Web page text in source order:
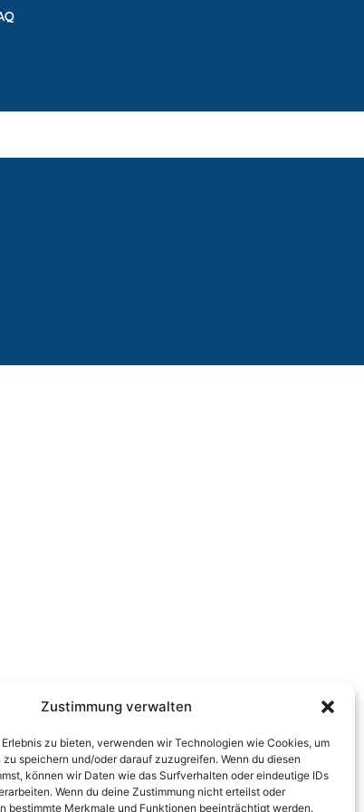
Zustimmung verwalten
zu bieten, verwenden wir Technologien wie Cookies, um
speichern und/oder darauf zuzugreifen. Wenn du diesen
können wir Daten wie das Surfverhalten oder eindeutige IDs
Wenn du deine Zustimmung nicht erteilst oder
bestimmte Merkmale und Funktionen beeinträchtigt werden.
Segelflugzeuge, Motorsegler und